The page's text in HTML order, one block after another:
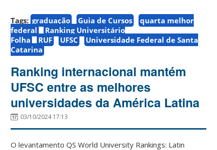
Tags: graduação Guia de Cursos
quarta melhor
federal
Ranking Universitário
Folha
RUF UFSC
Universidade Federal de Santa
Catarina
Ranking internacional mantém
UFSC entre as melhores
universidades da América Latina
03/10/2024 17:13
O levantamento QS World University Rankings: Latin